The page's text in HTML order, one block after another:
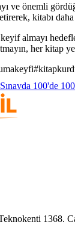
ve önemli
kitabı
almayı
her kitap
#
100'de
1368.